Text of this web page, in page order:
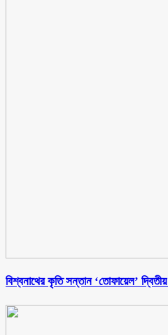
বিশ্বনাথের কৃতি সন্তান ‘তোফায়েল’ দ্বিতীয়